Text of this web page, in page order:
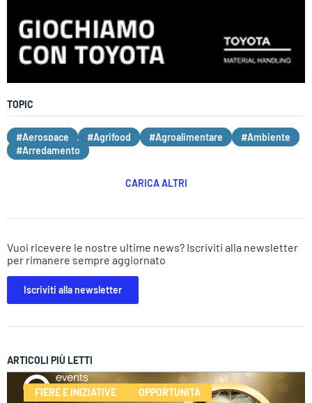
TOPIC
#Aerospace #Agrifood #Agroalimentare
#Ambiente
#Arredamento
CARICA ALTRI
Vuoi ricevere le nostre ultime news? Iscriviti alla newsletter
per rimanere sempre aggiornato
Iscriviti alla newsletter
ARTICOLI PIÙ LETTI
FIERE E INIZIATIVE OPPORTUNITÀ